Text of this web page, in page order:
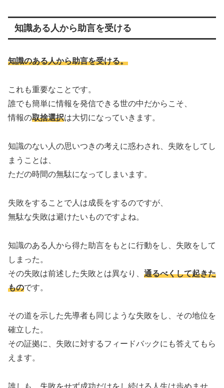
知識ある人から助言を受ける
知識のある人から助言を受ける。
これも重要なことです。
誰でも簡単に情報を発信できる世の中だからこそ、
情報の取捨選択は大切になっていきます。
知識のない人の思いつきの考えに惑わされ、失敗をしてし
まうことは、
ただの時間の無駄になってしまいます。
失敗をすることで人は成長をするのですが、
無駄な失敗は避けたいものですよね。
知識のある人から得た助言をもとに行動をし、失敗をして
しまった。
その失敗は前述した失敗とは異なり、 通るべくして起きた
ものです。
その道を示した先導者も同じような失敗をし、その地位を
確立した。
その証拠に、失敗に対するフィードバックにも答えてもら
えます。